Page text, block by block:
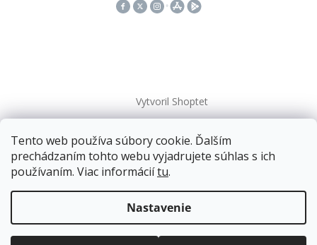
Tento web používa súbory cookie. Ďalším
prechádzaním tohto webu vyjadrujete súhlas s ich
používaním. Viac informáciítu.
Nastavenie
Doprava zadarmopre balíkové zásielky v hodnote
nad120 EUR*.
Balíky zasielame už od4 EUR.
Vytvoril Shoptet
Copyright 2026kovanieplus. Všetky práva vyhradené.